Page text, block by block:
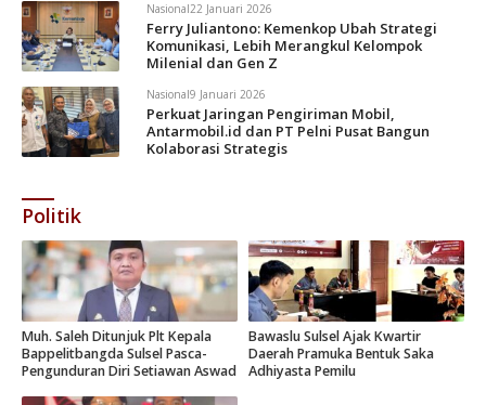
Nasional22 Januari 2026
Ferry Juliantono: Kemenkop Ubah Strategi
Komunikasi, Lebih Merangkul Kelompok
Milenial dan Gen Z
Nasional9 Januari 2026
Perkuat Jaringan Pengiriman Mobil,
Antarmobil.id dan PT Pelni Pusat Bangun
Kolaborasi Strategis
Politik
Muh. Saleh Ditunjuk Plt Kepala
Bappelitbangda Sulsel Pasca-
Pengunduran Diri Setiawan Aswad
Bawaslu Sulsel Ajak Kwartir
Daerah Pramuka Bentuk Saka
Adhiyasta Pemilu